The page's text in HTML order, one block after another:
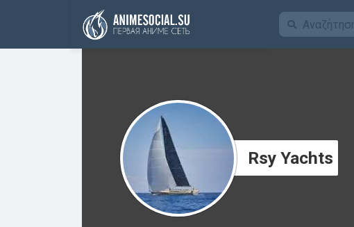
Χρηματοδότηση
Rsy Yachts